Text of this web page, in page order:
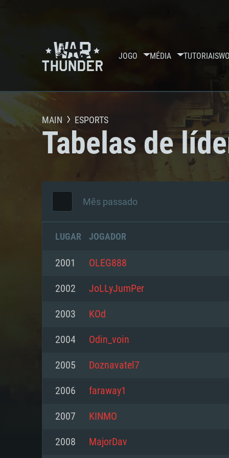
JOGO MÉDIA TUTORIAIS
MAIN ESPORTS
Tabelas de
Mês passado
LUGAR JOGADOR
2001 OLEG888
2002 JoLLyJumPer
2003 KOd
2004 Odin_voin
2005 Doznavatel7
2006 faraway1
2007 KINMO
2008 MajorDav